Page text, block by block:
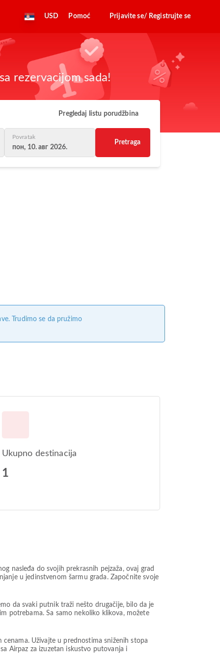
USD Pomoć Prijavite se/ Registrujte se
rezervacijom sada!
Pregledaj listu porudžbina
Povratak
пон, 10. авг 2026.
Pretraga
Trudimo se da pružimo
Ukupno destinacija
1
nasleđa do svojih prekrasnih pejzaža, ovaj grad
u jedinstvenom šarmu grada. Započnite svoje
da svaki putnik traži nešto drugačije, bilo da je
potrebama. Sa samo nekoliko klikova, možete
Uživajte u prednostima sniženih stopa
Airpaz za izuzetan iskustvo putovanja i